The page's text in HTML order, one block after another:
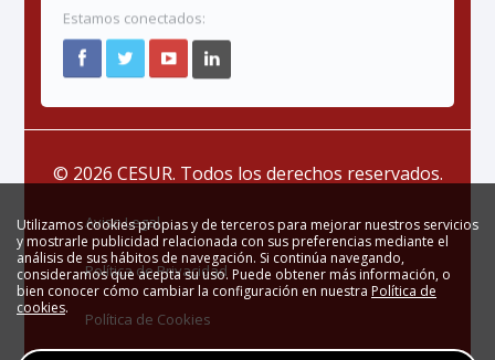
Estamos conectados:
© 2026 CESUR. Todos los derechos reservados.
Aviso Legal
Política de Privacidad
Política de Cookies
Utilizamos cookies propias y de terceros para mejorar nuestros servicios
y mostrarle publicidad relacionada con sus preferencias mediante el
análisis de sus hábitos de navegación. Si continúa navegando,
consideramos que acepta su uso. Puede obtener más información, o
bien conocer cómo cambiar la configuración en nuestra Política de
cookies.